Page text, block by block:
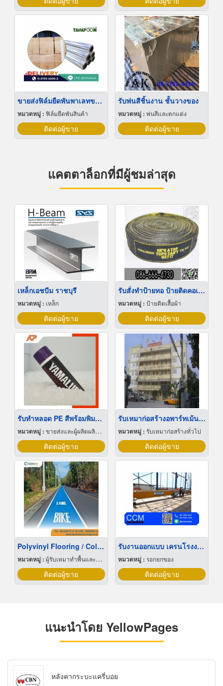
ขายส่งฟิล์มยืดพันพาเลทขนาดพันด้วยมือ Hand wrap
หมวดหมู่ : ฟิล์มยืดพันสินค้า
ติดต่อผู้ขาย
รับพ่นสีชิ้นงาน ชั้นวางของ
หมวดหมู่ : พ่นสีและตกแต่ง
ติดต่อผู้ขาย
แคตตาล็อกที่มีผู้ชมล่าสุด
เหล็กเอชบีม ราชบุรี
หมวดหมู่ : เหล็ก
ติดต่อผู้ขาย
รับสั่งทำป้ายทอ ป้ายติดคอเสื้อ ผ้าธรรมดา
หมวดหมู่ : ป้ายติดเสื้อผ้า
ติดต่อผู้ขาย
รับทำหลอด PE สีพร้อมพิมพ์ลาย
หมวดหมู่ : ขายส่งและผู้ผลิตผลิตภัณฑ์พิเศษพลาสติก
ติดต่อผู้ขาย
รับเหมาก่อสร้างอพาร์ทเม้นท์ นครปฐม
หมวดหมู่ : รับเหมาก่อสร้างทั่วไป
ติดต่อผู้ขาย
Polyvinyl Flooring / Color-Flake Flooring
หมวดหมู่ : ผู้รับเหมาทำพื้นและทางเดิน
ติดต่อผู้ขาย
รับงานออกแบบ เครนโรงงาน
หมวดหมู่ : รอกยกของ
ติดต่อผู้ขาย
แนะนำโดย YellowPages
หลังคากระบะแครี่บอย